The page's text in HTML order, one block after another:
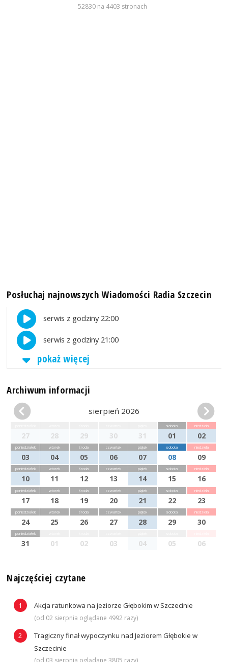
52830 na 4403 stronach
Posłuchaj najnowszych Wiadomości Radia Szczecin
serwis z godziny 22:00
serwis z godziny 21:00
pokaż więcej
Archiwum informacji
sierpień 2026
27 28 29 30 31
sobota
01
niedziela
02
poniedziałek
03
wtorek
04
środa
05
czwartek
06
piątek
07
sobota
08
niedziela
09
poniedziałek
10
wtorek
11
środa
12
czwartek
13
piątek
14
sobota
15
niedziela
16
poniedziałek
17
wtorek
18
środa
19
czwartek
20
piątek
21
sobota
22
niedziela
23
poniedziałek
24
wtorek
25
środa
26
czwartek
27
piątek
28
sobota
29
niedziela
30
poniedziałek
31 01 02 03 04 05 06
Najczęściej czytane
Akcja ratunkowa na jeziorze Głębokim w Szczecinie
(od 02 sierpnia oglądane 4992 razy)
Tragiczny finał wypoczynku nad Jeziorem Głębokie w
Szczecinie
(od 03 sierpnia oglądane 3805 razy)